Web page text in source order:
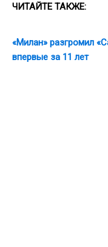
ЧИТАЙТЕ ТАКЖЕ:
«Милан» разгромил
впервые за 11 лет